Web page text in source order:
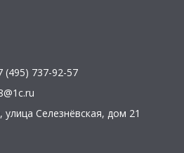
(495) 737-92-57
, улица Селезнёвская, дом 21